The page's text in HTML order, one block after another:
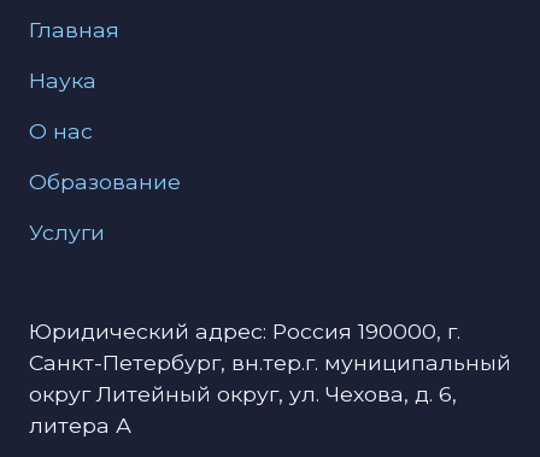
Меню для подвала
Главная
Наука
О нас
Образование
Услуги
Юридический адрес: Россия 190000, г.
Санкт-Петербург, вн.тер.г. муниципальный
округ Литейный округ, ул. Чехова, д. 6,
литера А